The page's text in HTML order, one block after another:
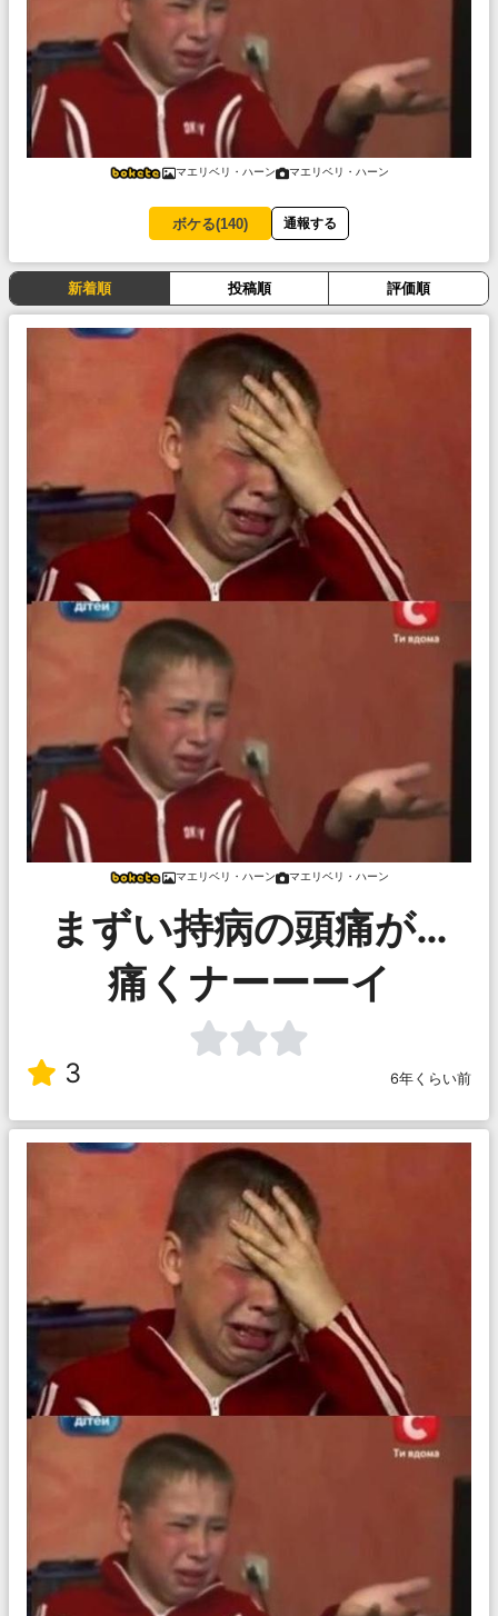
マエリベリ・ハーン マエリベリ・ハーン
ボケる(140) 通報する
新着順 投稿順 評価順
マエリベリ・ハーン マエリベリ・ハーン
まずい持病の頭痛が…
痛くナーーーイ
3 6年くらい前